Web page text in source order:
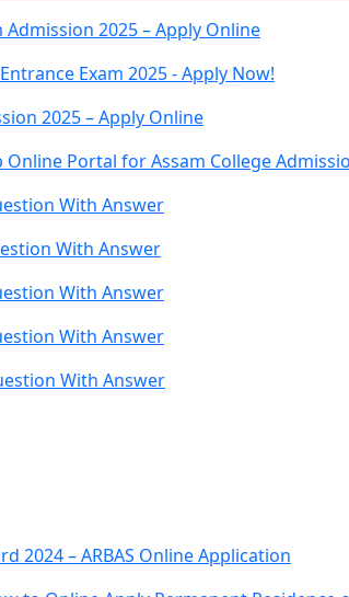
Admission 2025 – Apply Online
Exam 2025 - Apply Now!
2025 – Apply Online
Online Portal for Assam College
With Answer
With Answer
With Answer
With Answer
With Answer
2024 – ARBAS Online Application